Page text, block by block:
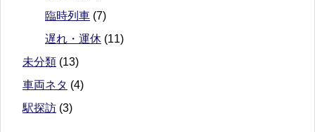
臨時列車 (7)
遅れ・運休 (11)
未分類 (13)
車両ネタ (4)
駅探訪 (3)